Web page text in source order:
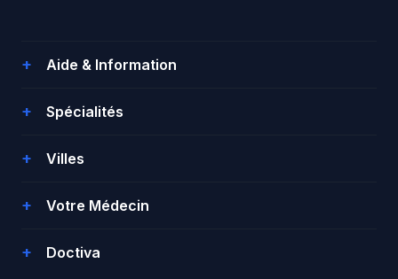
Aide & Information
Spécialités
Villes
Votre Médecin
Doctiva